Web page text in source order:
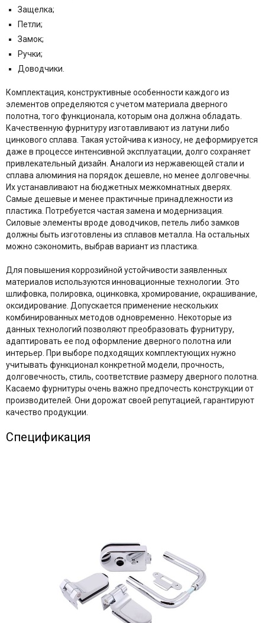
Защелка;
Петли;
Замок;
Ручки;
Доводчики.
Комплектация, конструктивные особенности каждого из
элементов определяются с учетом материала дверного
полотна, того функционала, которым она должна обладать.
Качественную фурнитуру изготавливают из латуни либо
цинкового сплава. Такая устойчива к износу, не деформируется
даже в процессе интенсивной эксплуатации, долго сохраняет
привлекательный дизайн. Аналоги из нержавеющей стали и
сплава алюминия на порядок дешевле, но менее долговечны.
Их устанавливают на бюджетных межкомнатных дверях.
Самые дешевые и менее практичные принадлежности из
пластика. Потребуется частая замена и модернизация.
Силовые элементы вроде доводчиков, петель либо замков
должны быть изготовлены из сплавов металла. На остальных
можно сэкономить, выбрав вариант из пластика.
Для повышения коррозийной устойчивости заявленных
материалов используются инновационные технологии. Это
шлифовка, полировка, оцинковка, хромирование, окрашивание,
оксидирование. Допускается применение нескольких
комбинированных методов одновременно. Некоторые из
данных технологий позволяют преобразовать фурнитуру,
адаптировать ее под оформление дверного полотна или
интерьер. При выборе подходящих комплектующих нужно
учитывать функционал конкретной модели, прочность,
долговечность, стиль, соответствие размеру дверного полотна.
Касаемо фурнитуры очень важно предпочесть конструкции от
производителей. Они дорожат своей репутацией, гарантируют
качество продукции.
Спецификация